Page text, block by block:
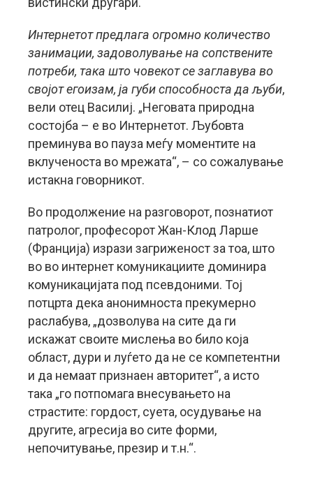
Интернетот предлага огромно количество
занимации, задоволување на сопствените
потреби, така што човекот се заглавува во
својот егоизам, ја губи способноста да љуби,
вели отец Василиј. „Неговата природна
состојба – е во Интернетот. Љубовта
преминува во пауза меѓу моментите на
вклученоста во мрежата“, – со сожалување
истакна говорникот.
Во продолжение на разговорот, познатиот
патролог, професорот Жан-Клод Ларше
(Франција) изрази загриженост за тоа, што
во во интернет комуникациите доминира
комуникацијата под псевдоними. Тој
потцрта дека анонимноста прекумерно
раслабува, „дозволува на сите да ги
искажат своите мислења во било која
област, дури и луѓето да не се компетентни
и да немаат признаен авторитет“, а исто
така „го потпомага внесувањето на
страстите: гордост, суета, осудување на
другите, агресија во сите форми,
непочитување, презир и т.н.“.